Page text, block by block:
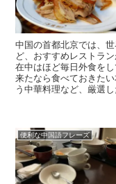
中国の首都北京では、
ど、おすすめレストラ
在中はほど毎日外食を
来たなら食べておきた
う中華料理など、厳選
便利な中国語フレーズ